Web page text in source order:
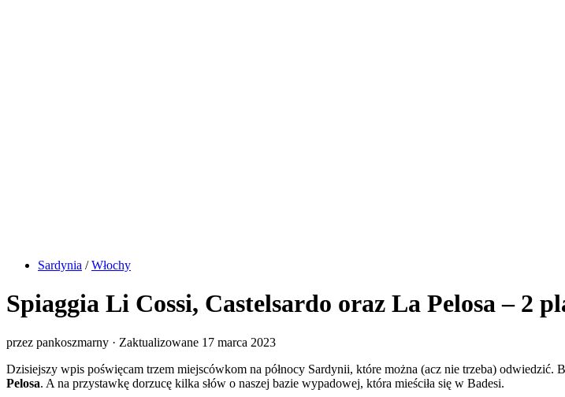
Sardynia / Włochy
Spiaggia Li Cossi, Castelsardo oraz La Pelosa – 2
przez pankoszmarny · Zaktualizowane 17 marca 2023
Dzisiejszy wpis poświęcam trzem miejscówkom na północy Sardynii, które można (acz nie trzeba) odwiedzić.
Pelosa. A na przystawkę dorzucę kilka słów o naszej bazie wypadowej, która mieściła się w Badesi.